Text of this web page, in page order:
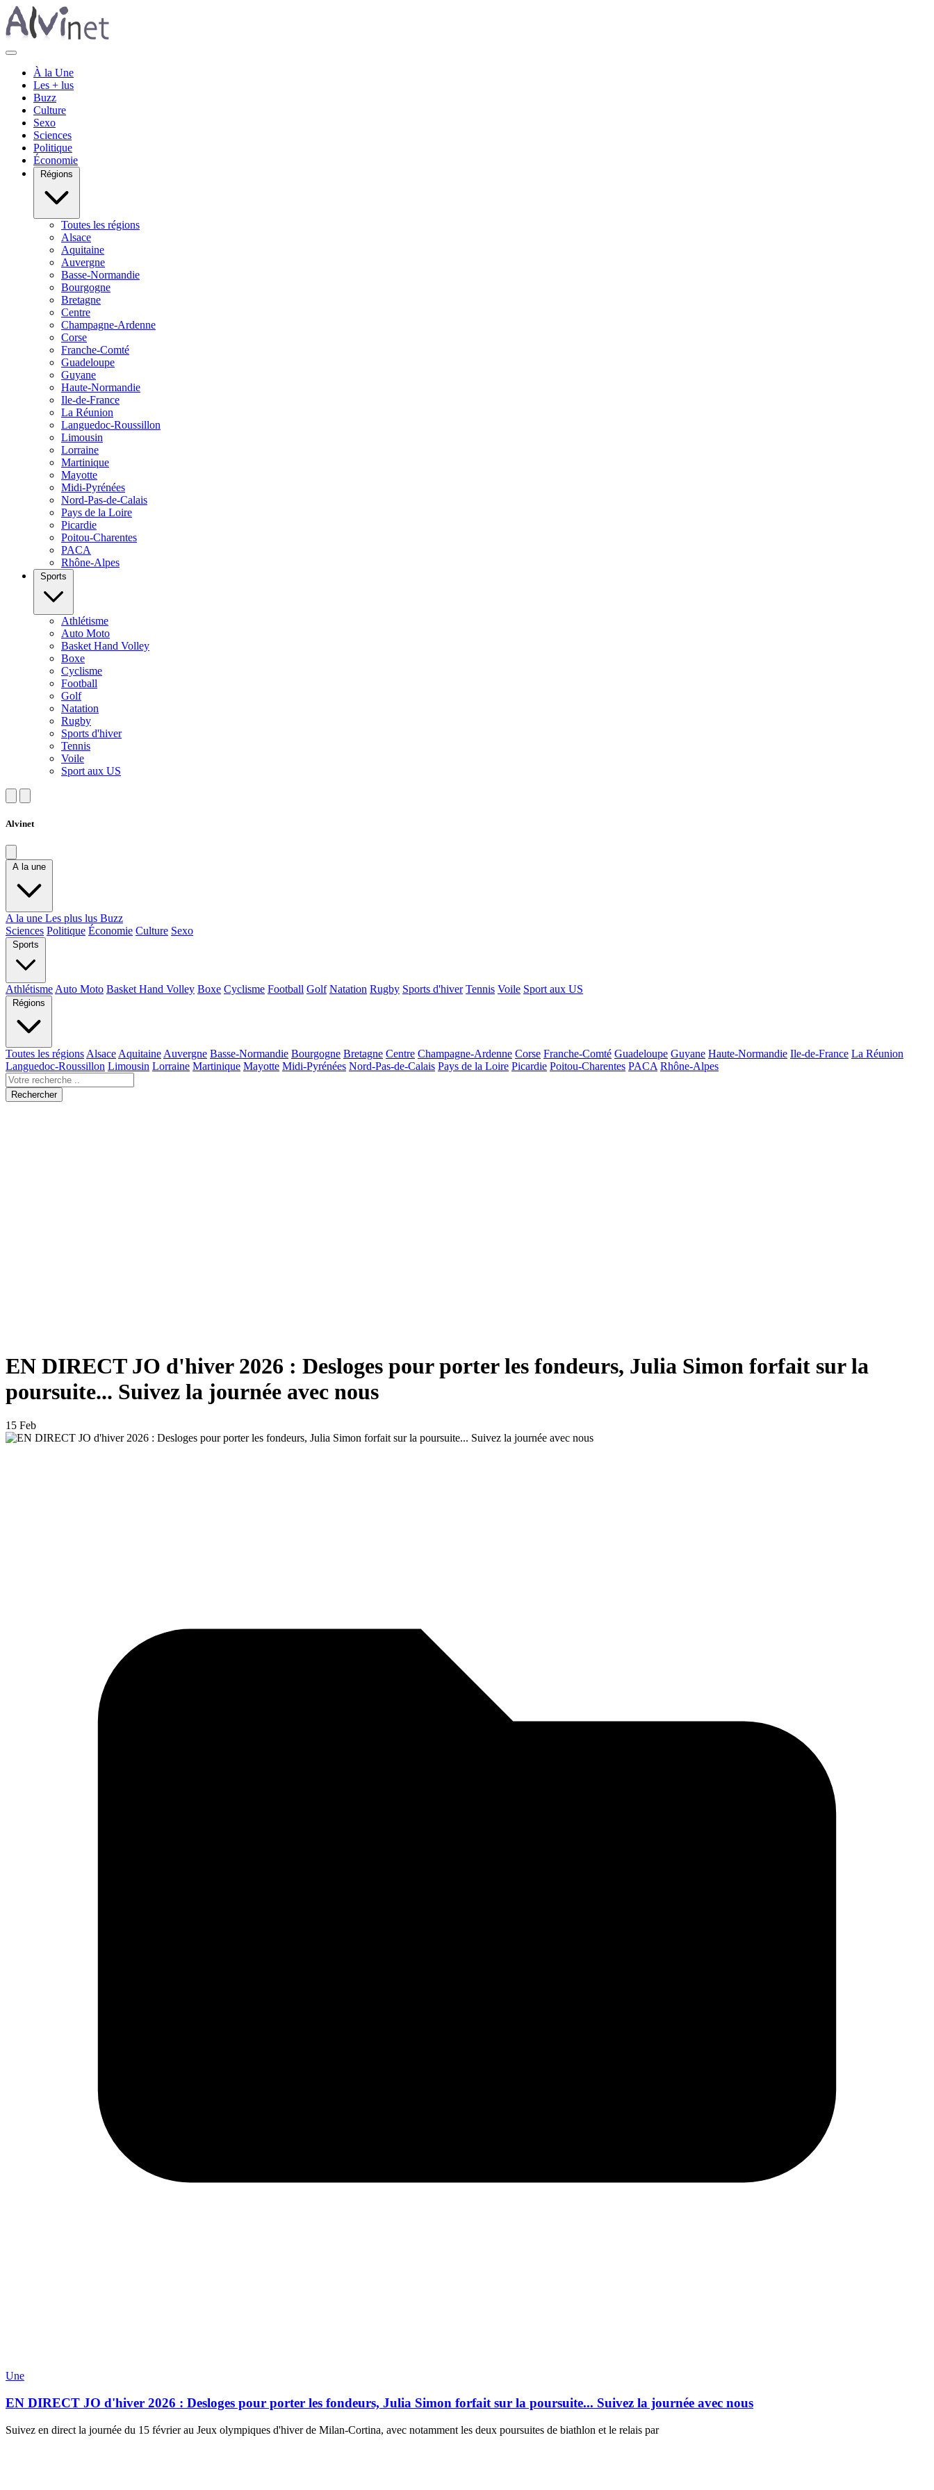
À la Une
Les + lus
Buzz
Culture
Sexo
Sciences
Politique
Économie
Régions
Toutes les régions
Alsace
Aquitaine
Auvergne
Basse-Normandie
Bourgogne
Bretagne
Centre
Champagne-Ardenne
Corse
Franche-Comté
Guadeloupe
Guyane
Haute-Normandie
Ile-de-France
La Réunion
Languedoc-Roussillon
Limousin
Lorraine
Martinique
Mayotte
Midi-Pyrénées
Nord-Pas-de-Calais
Pays de la Loire
Picardie
Poitou-Charentes
PACA
Rhône-Alpes
Sports
Athlétisme
Auto Moto
Basket Hand Volley
Boxe
Cyclisme
Football
Golf
Natation
Rugby
Sports d'hiver
Tennis
Voile
Sport aux US
Alvinet
A la une
A la une Les plus lus Buzz
Sciences Politique Économie Culture Sexo
Sports
Athlétisme Auto Moto Basket Hand Volley Boxe Cyclisme Football Golf Natation Rugby Sports d'hiver Tennis Voile Sport aux US
Régions
Toutes les régions Alsace Aquitaine Auvergne Basse-Normandie Bourgogne Bretagne Centre Champagne-Ardenne Corse Franche-Comté Guadeloupe Guyane Haute-Normandie Ile-de-France La Réunion
Languedoc-Roussillon Limousin Lorraine Martinique Mayotte Midi-Pyrénées Nord-Pas-de-Calais Pays de la Loire Picardie Poitou-Charentes PACA Rhône-Alpes
Rechercher
EN DIRECT JO d'hiver 2026 : Desloges pour porter les fondeurs, Julia Simon forfait sur la
poursuite... Suivez la journée avec nous
15 Feb
Une
EN DIRECT JO d'hiver 2026 : Desloges pour porter les fondeurs, Julia Simon forfait sur la poursuite... Suivez la journée avec nous
Suivez en direct la journée du 15 février au Jeux olympiques d'hiver de Milan-Cortina, avec notamment les deux poursuites de biathlon et le relais par